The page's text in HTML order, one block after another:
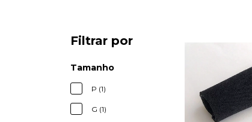
Filtrar por
Tamanho
P (1)
G (1)